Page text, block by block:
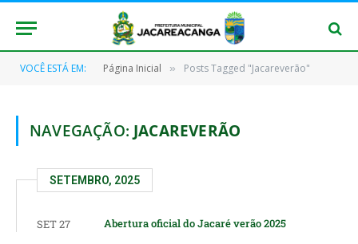
VOCÊ ESTÁ EM: Página Inicial » Posts Tagged "Jacareverão"
NAVEGAÇÃO: JACAREVERÃO
SETEMBRO, 2025
SET 27 Abertura oficial do Jacaré verão 2025